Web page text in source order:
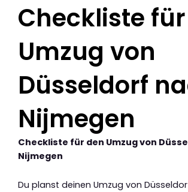
Checkliste
Umzug von
Düsseldorf
Nijmegen
Checkliste für den Umzug von
Nijmegen
Du planst deinen Umzug von